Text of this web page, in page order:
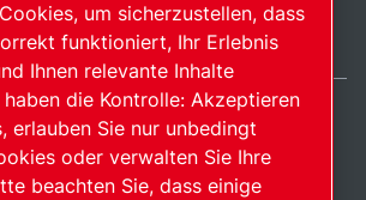
verwalten© 2026 Copyright.
Switzerland / DE
um sicherzustellen, dass
funktioniert, Ihr Erlebnis
Ihnen relevante Inhalte
die Kontrolle: Akzeptieren
erlauben Sie nur unbedingt
oder verwalten Sie Ihre
beachten Sie, dass einige